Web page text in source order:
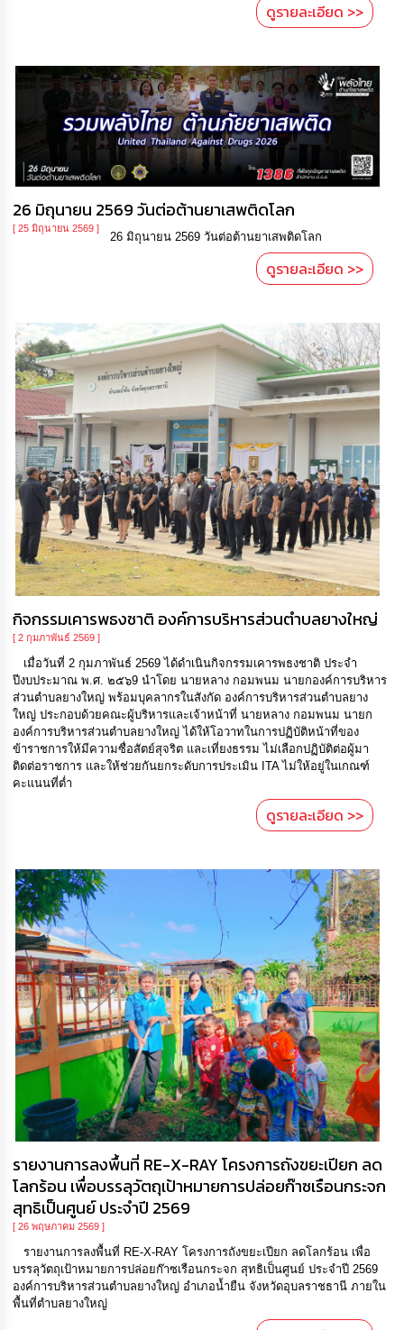
ข้อมูล
การ
ติดต่อ
ดูรายละเอียด >>
26 มิถุนายน 2569 วันต่อต้านยาเสพติดโลก
[ 25 มิถุนายน 2569 ]
26 มิถุนายน 2569 วันต่อต้านยาเสพติดโลก
ดูรายละเอียด >>
กิจกรรมเคารพธงชาติ องค์การบริหารส่วนตำบลยางใหญ่
[ 2 กุมภาพันธ์ 2569 ]
เมื่อวันที่ 2 กุมภาพันธ์ 2569 ได้ดำเนินกิจกรรมเคารพธงชาติ ประจำ
ปีงบประมาณ พ.ศ. ๒๕๖9 นำโดย นายหลาง กอมพนม นายกองค์การบริหาร
ส่วนตำบลยางใหญ่ พร้อมบุคลากรในสังกัด องค์การบริหารส่วนตำบลยาง
ใหญ่ ประกอบด้วยคณะผู้บริหารและเจ้าหน้าที่ นายหลาง กอมพนม นายก
องค์การบริหารส่วนตำบลยางใหญ่ ได้ให้โอวาทในการปฏิบัติหน้าที่ของ
ข้าราชการให้มีความซื่อสัตย์สุจริต และเที่ยงธรรม ไม่เลือกปฏิบัติต่อผู้มา
ติดต่อราชการ และให้ช่วยกันยกระดับการประเมิน ITA ไม่ให้อยู่ในเกณฑ์
คะแนนที่ต่ำ
ดูรายละเอียด >>
รายงานการลงพื้นที่ RE-X-RAY โครงการถังขยะเปียก ลด
โลกร้อน เพื่อบรรลุวัตถุเป้าหมายการปล่อยก๊าซเรือนกระจก
สุทธิเป็นศูนย์ ประจำปี 2569
[ 26 พฤษภาคม 2569 ]
รายงานการลงพื้นที่ RE-X-RAY โครงการถังขยะเปียก ลดโลกร้อน เพื่อ
บรรลุวัตถุเป้าหมายการปล่อยก๊าซเรือนกระจก สุทธิเป็นศูนย์ ประจำปี 2569
องค์การบริหารส่วนตำบลยางใหญ่ อำเภอน้ำยืน จังหวัดอุบลราชธานี ภายใน
พื้นที่ตำบลยางใหญ่